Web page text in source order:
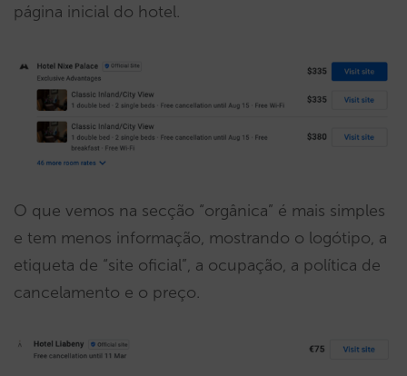
página inicial do hotel.
O que vemos na secção “orgânica” é mais simples
e tem menos informação, mostrando o logótipo, a
etiqueta de “site oficial”, a ocupação, a política de
cancelamento e o preço.